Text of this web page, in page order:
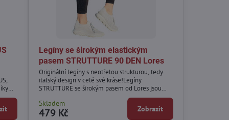
Legíny se širokým elastickým
pasem STRUTTURE 90 DEN Lores
Originální legíny s neotřelou strukturou, tedy
italský design v celé své kráse!Legíny
STRUTTURE se širokým pasem od Lores jsou
skutečným potěšením pro všechny, kdo oceňují
klasické střihy a vzory s nekonvenčním,
moderním nádechem.
Skladem
479 Kč Zobrazit